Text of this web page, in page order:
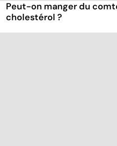
Peut-on manger du
cholestérol ?